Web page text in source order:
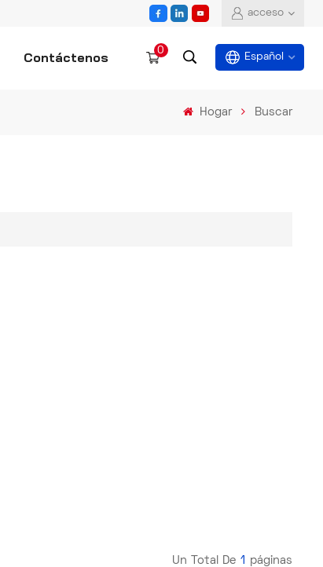
acceso
Contáctenos 0
Español
Hogar Buscar
Un Total De 1 Páginas